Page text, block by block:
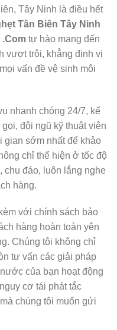
Tây Ninh là điều hết
Tân Biên Tây Ninh
.Com tự hào mang đến
vượt trội, khẳng định vị
vấn đề vệ sinh môi
nhanh chóng 24/7, kể
đội ngũ kỹ thuật viên
gian sớm nhất để khảo
chỉ thể hiện ở tốc độ
chu đáo, luôn lắng nghe
hàng.
với chính sách bảo
hàng hoàn toàn yên
Chúng tôi không chỉ
tư vấn các giải pháp
của bạn hoạt động
cơ tái phát tắc
chúng tôi muốn gửi